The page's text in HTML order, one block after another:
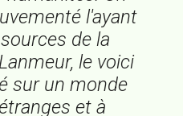
l'ayant
de la
le voici
sur un monde
et à